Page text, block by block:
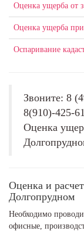
Оценка ущерба от
Оценка ущерба
Оспаривание
Звоните: 8
8(910)-425-
Оценка
Оценка и
Долгопрудном
Необходимо
офисные,